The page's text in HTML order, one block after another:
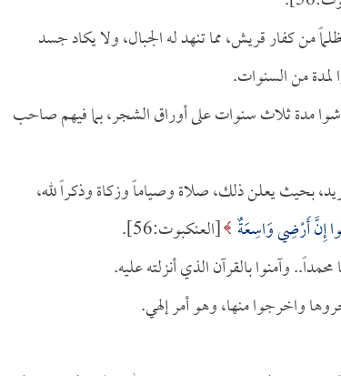
من كفار قريش، مما تنهد له الجبال، ولا يكاد جسد
من السنوات.
مدة ثلاث سنوات على أوراق الشجر، بما فيهم صاحب
بحيث يعلن ذلك، صلاة وصياماً وزكاة وذكراً لله،
إِنَّ أَرْضِي وَاسِعَةٌ [العنكبوت:56].
وآمنوا بالقرآن الذي أنزلته عليه.
واخرجوا منها، وهو أمر إلهي.